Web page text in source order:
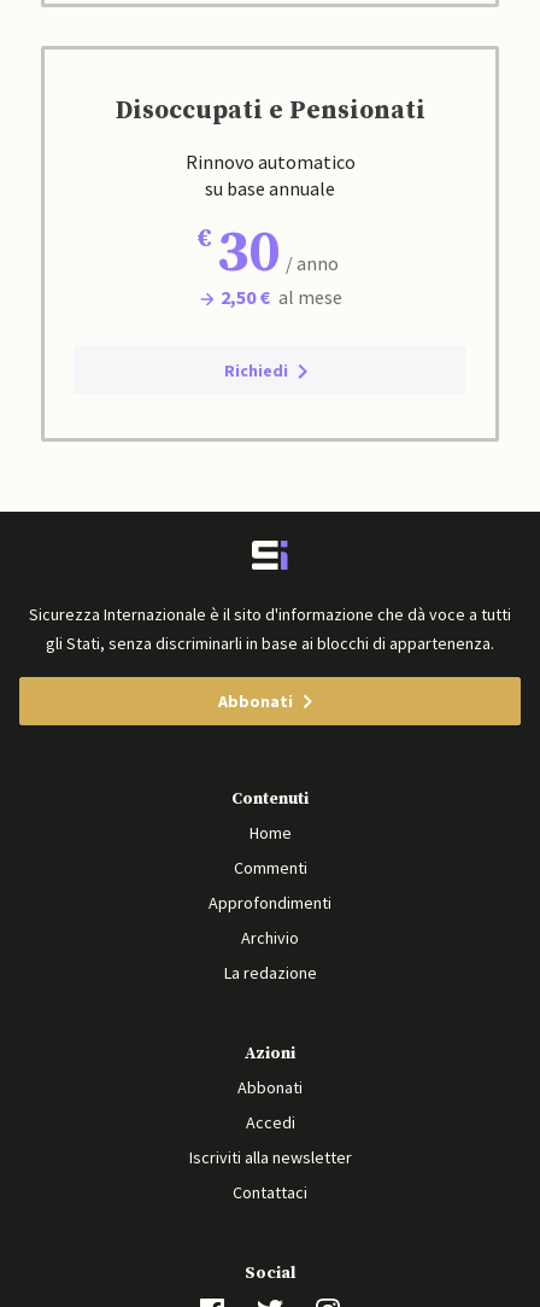
Disoccupati e Pensionati
Rinnovo automatico
su base annuale
30 / anno
2,50 € al mese
Richiedi
Sicurezza Internazionale è il sito d'informazione che dà voce a tutti
gli Stati, senza discriminarli in base ai blocchi di appartenenza.
Abbonati
Contenuti
Home
Commenti
Approfondimenti
Archivio
La redazione
Azioni
Abbonati
Accedi
Iscriviti alla newsletter
Contattaci
Social